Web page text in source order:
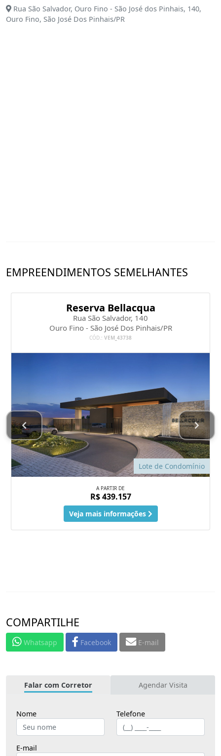
Rua São Salvador, Ouro Fino - São José dos Pinhais, 140,
Ouro Fino, São José Dos Pinhais/PR
EMPREENDIMENTOS SEMELHANTES
Reserva Bellacqua
Rua São Salvador, 140
Ouro Fino - São José Dos Pinhais/PR
CÓD.: VEM_43738
Lote de Condomínio
A PARTIR DE
R$ 439.157
Veja mais informações
COMPARTILHE
Whatsapp Facebook E-mail
Falar com Corretor Agendar Visita
Nome Telefone
E-mail